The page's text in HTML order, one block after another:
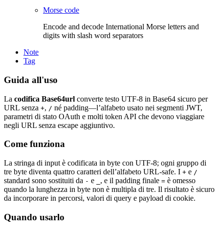
Morse code
Encode and decode International Morse letters and
digits with slash word separators
Note
Tag
Guida all'uso
La codifica Base64url converte testo UTF-8 in Base64 sicuro per
URL senza +, / né padding—l’alfabeto usato nei segmenti JWT,
parametri di stato OAuth e molti token API che devono viaggiare
negli URL senza escape aggiuntivo.
Come funziona
La stringa di input è codificata in byte con UTF-8; ogni gruppo di
tre byte diventa quattro caratteri dell’alfabeto URL-safe. I + e /
standard sono sostituiti da - e , e il padding finale = è omesso
quando la lunghezza in byte non è multipla di tre. Il risultato è sicuro
da incorporare in percorsi, valori di query e payload di cookie.
Quando usarlo